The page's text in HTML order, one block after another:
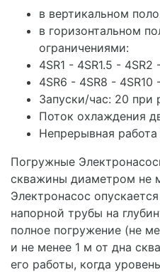
в вертикальном
в горизонтальном
ограничениями:
4SR1 - 4SR1.5 -
4SR6 - 4SR8 - 4SR10
Запуски/час: 20 при
Поток охлаждения
Непрерывная работа
Погружные
скважины диаметром не
Электронасос
напорной трубы на
полное погружение (не
и не менее 1 м от дна
его работы, когда